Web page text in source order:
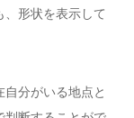
形状を表示して
分がいる地点と